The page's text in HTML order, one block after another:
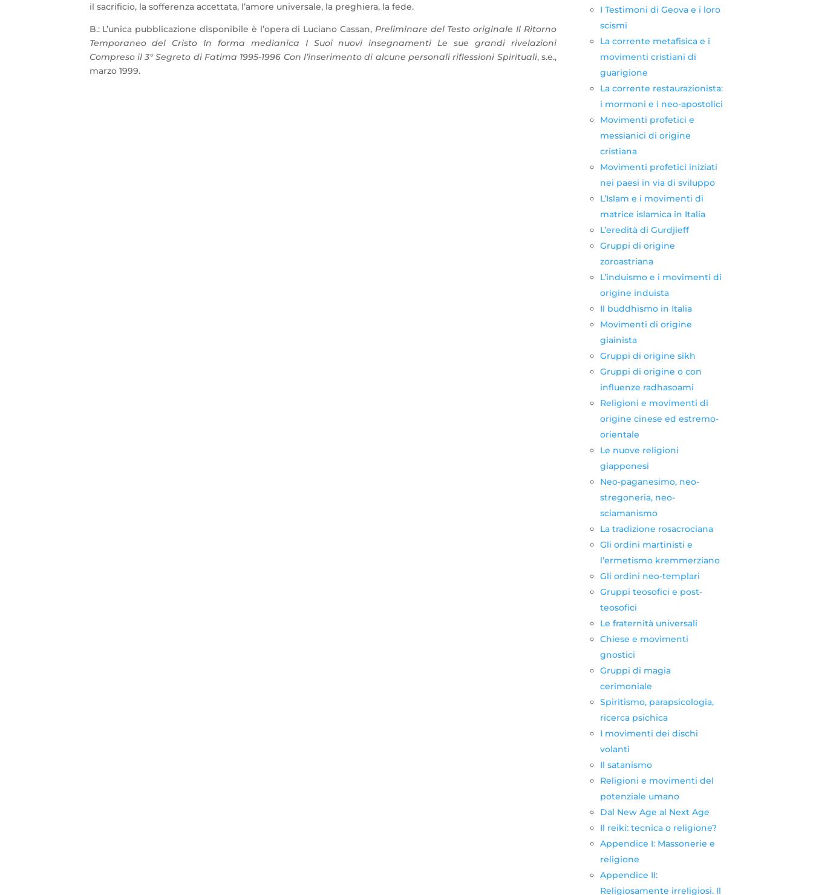
il sacrificio, la sofferenza accettata, l’amore universale, la preghiera, la fede.
B.: L’unica pubblicazione disponibile è l’opera di Luciano Cassan, Preliminare del Testo originale Il Ritorno
Temporaneo del Cristo In forma medianica I Suoi nuovi insegnamenti Le sue grandi rivelazioni
Compreso il 3° Segreto di Fatima 1995-1996 Con l’inserimento di alcune personali riflessioni Spirituali, s.e.,
marzo 1999.
I Testimoni di Geova e i loro
scismi
La corrente metafisica e i
movimenti cristiani di
guarigione
La corrente restaurazionista:
i mormoni e i neo-apostolici
Movimenti profetici e
messianici di origine
cristiana
Movimenti profetici iniziati
nei paesi in via di sviluppo
L’Islam e i movimenti di
matrice islamica in Italia
L’eredità di Gurdjieff
Gruppi di origine
zoroastriana
L’induismo e i movimenti di
origine induista
Il buddhismo in Italia
Movimenti di origine
giainista
Gruppi di origine sikh
Gruppi di origine o con
influenze radhasoami
Religioni e movimenti di
origine cinese ed estremo-
orientale
Le nuove religioni
giapponesi
Neo-paganesimo, neo-
stregoneria, neo-
sciamanismo
La tradizione rosacrociana
Gli ordini martinisti e
l’ermetismo kremmerziano
Gli ordini neo-templari
Gruppi teosofici e post-
teosofici
Le fraternità universali
Chiese e movimenti
gnostici
Gruppi di magia
cerimoniale
Spiritismo, parapsicologia,
ricerca psichica
I movimenti dei dischi
volanti
Il satanismo
Religioni e movimenti del
potenziale umano
Dal New Age al Next Age
Il reiki: tecnica o religione?
Appendice I: Massonerie e
religione
Appendice II:
Religiosamente irreligiosi. Il